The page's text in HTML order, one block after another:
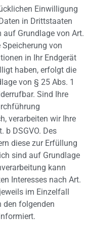
Einwilligung
in Drittstaaten
Grundlage von Art.
Speicherung von
in Ihr Endgerät
haben, erfolgt die
von § 25 Abs. 1
Sind Ihre
verarbeiten wir Ihre
b DSGVO. Des
diese zur Erfüllung
sind auf Grundlage
kann
Interesses nach Art.
im Einzelfall
den folgenden